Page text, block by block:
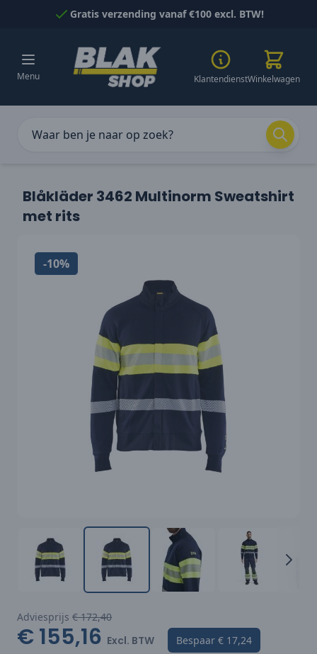
Naar inhoud gaanGratis verzending vanaf €100 excl. BTW!
Menu KlantendienstWinkelwagen
Blåkläder 3462 Multinorm Sweatshirt
met rits
-10%
Adviesprijs € 172,40
€ 155,16 Excl. BTW Bespaar € 17,24